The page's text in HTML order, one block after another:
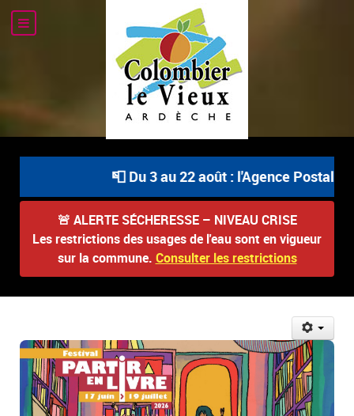
📮 Du 3 au 22 août : l'Agence Postale
🚨 ALERTE SÉCHERESSE – NIVEAU CRISE
Les restrictions des usages de l'eau sont en vigueur
sur la commune. Consulter les restrictions